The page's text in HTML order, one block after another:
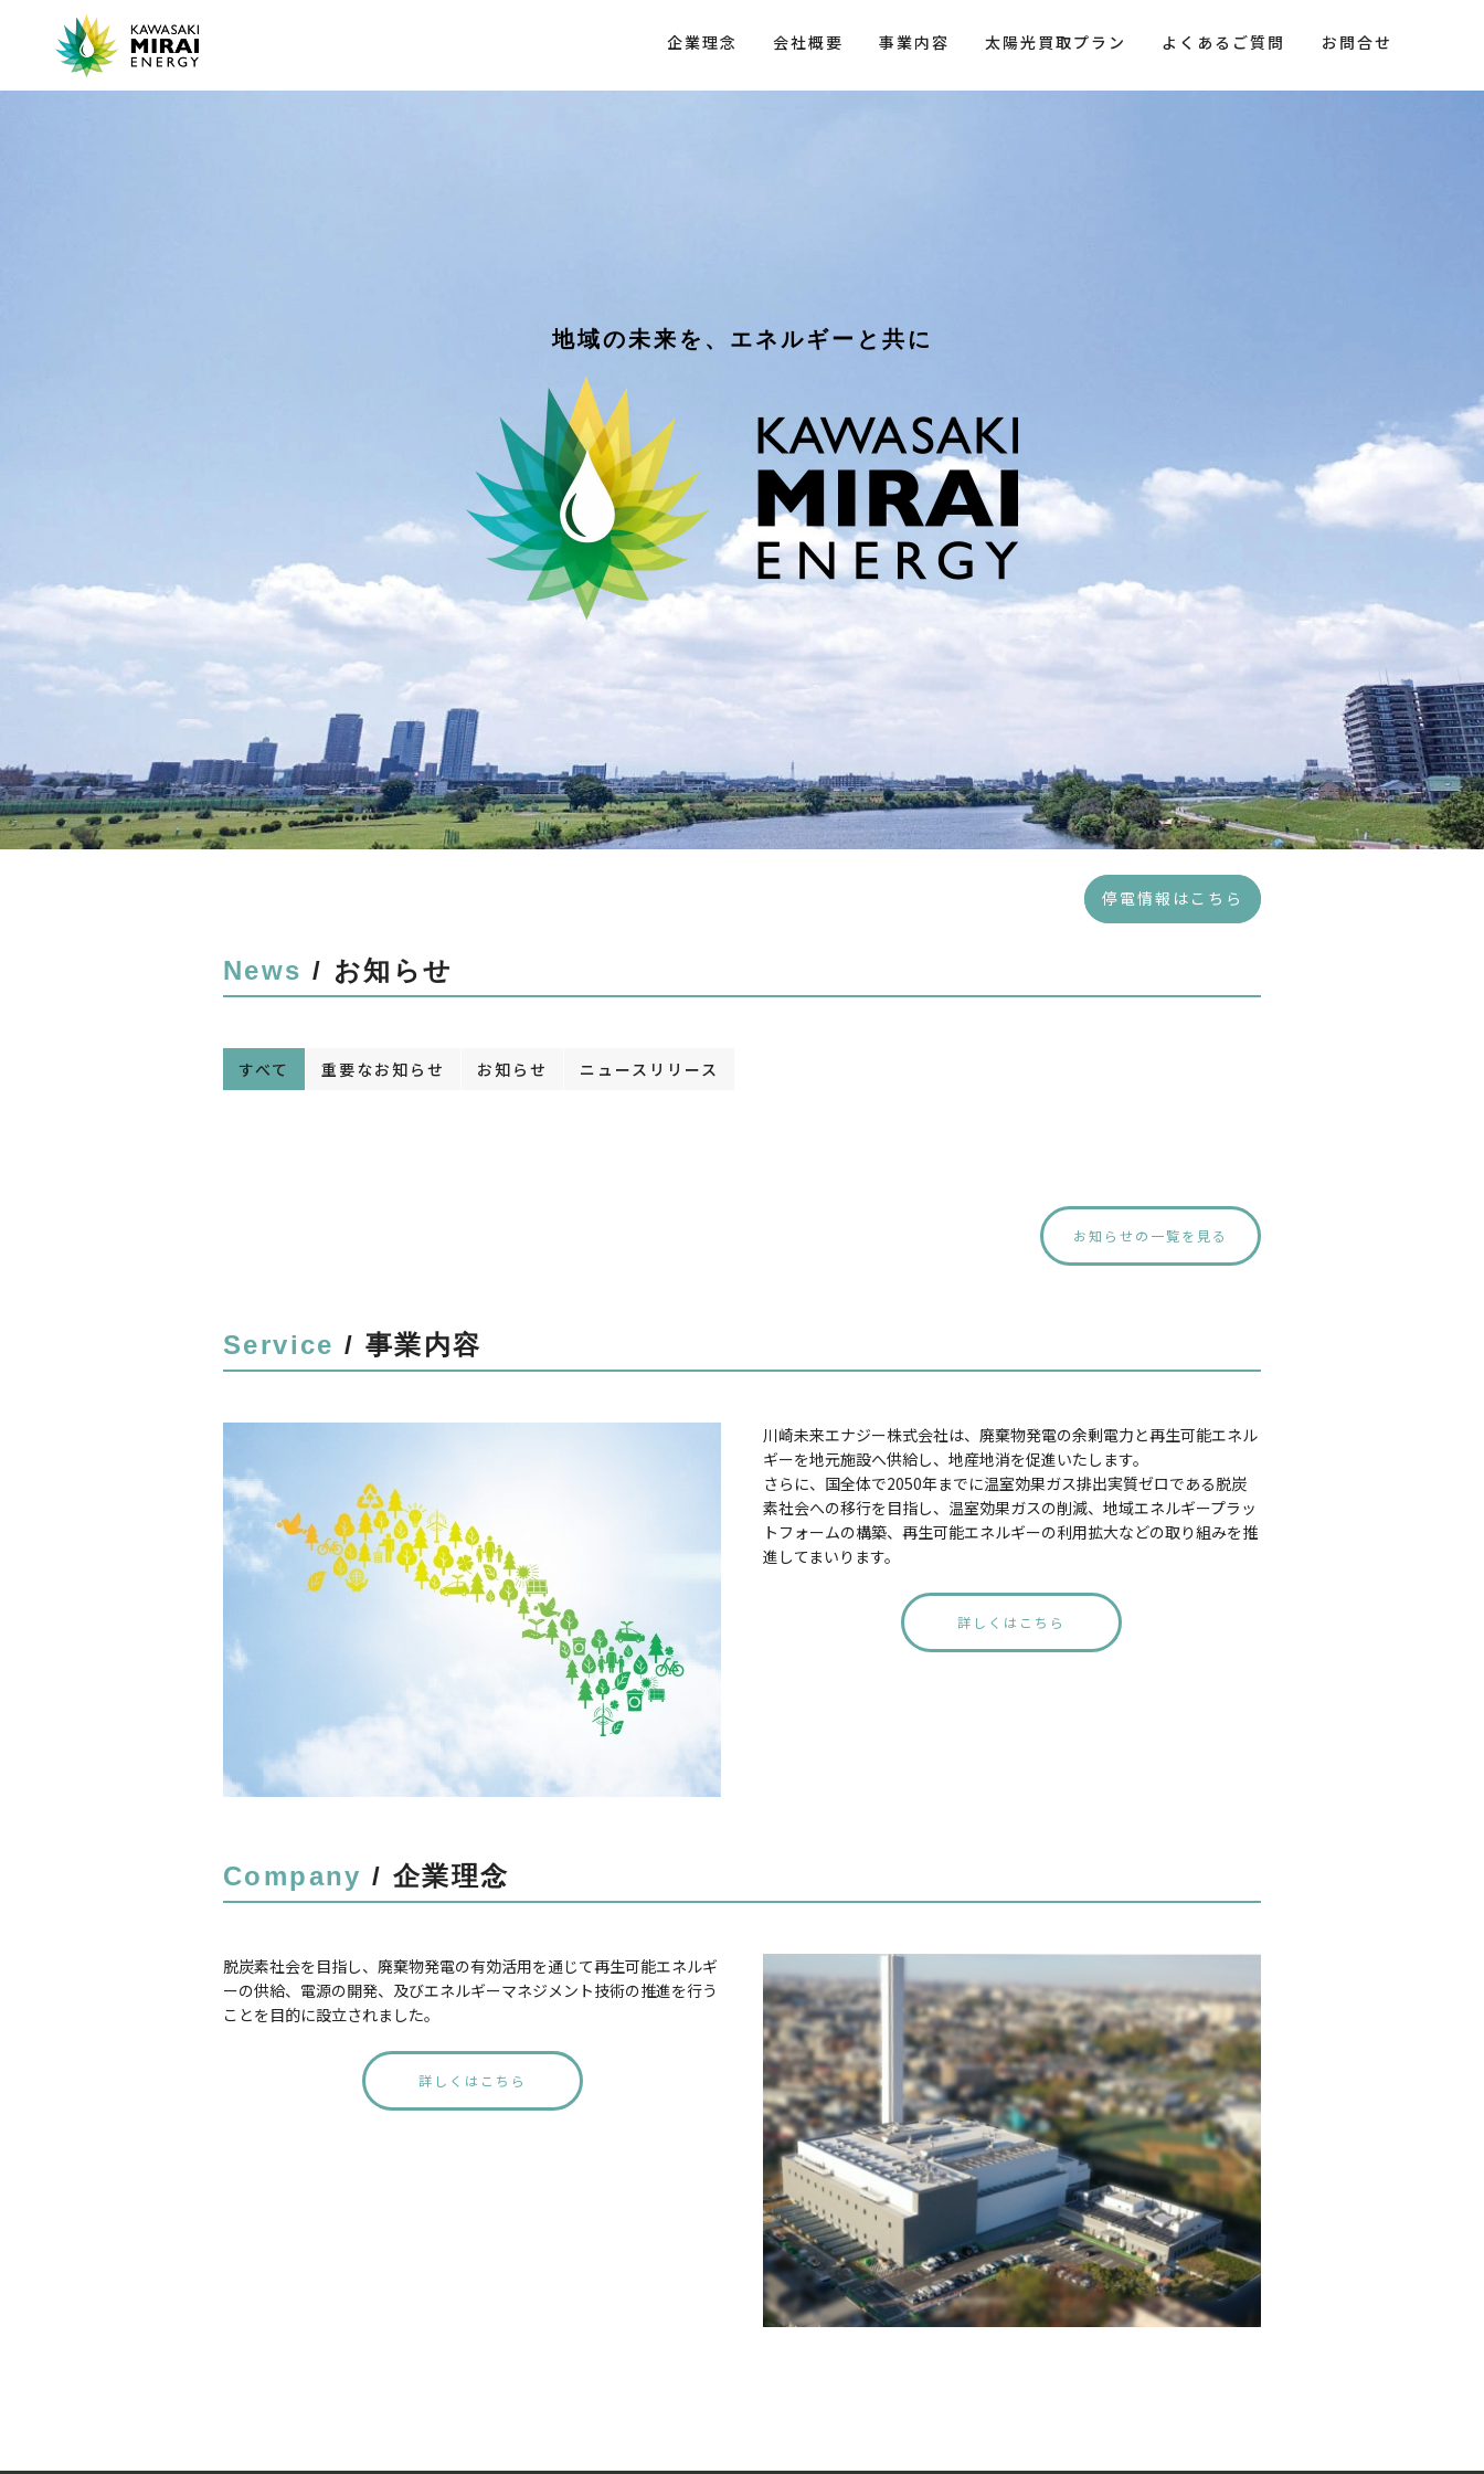
企業理念 会社概要 事業内容 太陽光買取プラン よくあるご質問 お問合せ
地域の未来を、エネルギーと共に
停電情報はこちら
News / お知らせ
すべて 重要なお知らせ お知らせ ニュースリリース
お知らせの一覧を見る
Service / 事業内容
川崎未来エナジー株式会社は、廃棄物発電の余剰電力と再生可能エネル
ギーを地元施設へ供給し、地産地消を促進いたします。
さらに、国全体で2050年までに温室効果ガス排出実質ゼロである脱炭
素社会への移行を目指し、温室効果ガスの削減、地域エネルギープラッ
トフォームの構築、再生可能エネルギーの利用拡大などの取り組みを推
進してまいります。
詳しくはこちら
Company/ 企業理念
脱炭素社会を目指し、廃棄物発電の有効活用を通じて再生可能エネルギ
ーの供給、電源の開発、及びエネルギーマネジメント技術の推進を行う
ことを目的に設立されました。
詳しくはこちら